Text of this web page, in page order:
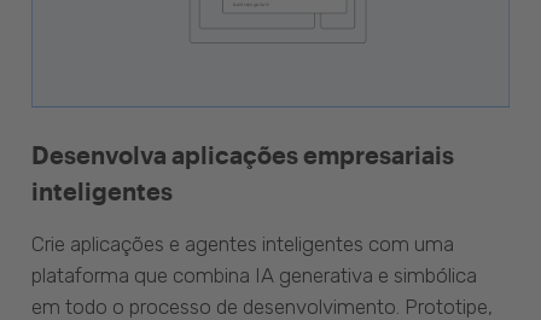
Desenvolva aplicações empresariais
inteligentes
Crie aplicações e agentes inteligentes com uma
plataforma que combina IA generativa e simbólica
em todo o processo de desenvolvimento. Prototipe,